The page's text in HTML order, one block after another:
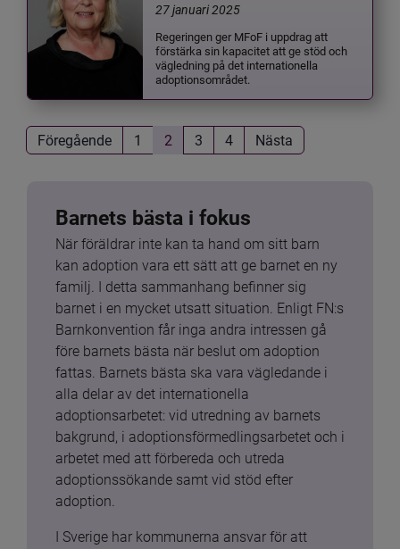
27 januari 2025
Regeringen ger MFoF i uppdrag att
förstärka sin kapacitet att ge stöd och
vägledning på det internationella
adoptionsområdet.
Föregående 1 2 3 4 Nästa
Barnets bästa i fokus
När föräldrar inte kan ta hand om sitt barn
kan adoption vara ett sätt att ge barnet en ny
familj. I detta sammanhang befinner sig
barnet i en mycket utsatt situation. Enligt FN:s
Barnkonvention får inga andra intressen gå
före barnets bästa när beslut om adoption
fattas. Barnets bästa ska vara vägledande i
alla delar av det internationella
adoptionsarbetet: vid utredning av barnets
bakgrund, i adoptionsförmedlingsarbetet och i
arbetet med att förbereda och utreda
adoptionssökande samt vid stöd efter
adoption.
I Sverige har kommunerna ansvar för att